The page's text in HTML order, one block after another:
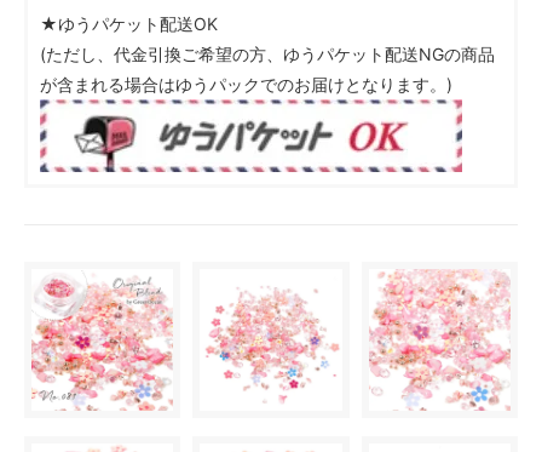
★ゆうパケット配送OK
(ただし、代金引換ご希望の方、ゆうパケット配送NGの商品
が含まれる場合はゆうパックでのお届けとなります。)